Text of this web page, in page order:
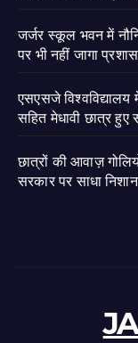
जर्जर स्कूल भवन में
पर भी नहीं जागा
एसएसजे विश्वविद्यालय
सहित मेधावी छात्र हुए
छात्रों की आवाज़
सरकार पर साधा